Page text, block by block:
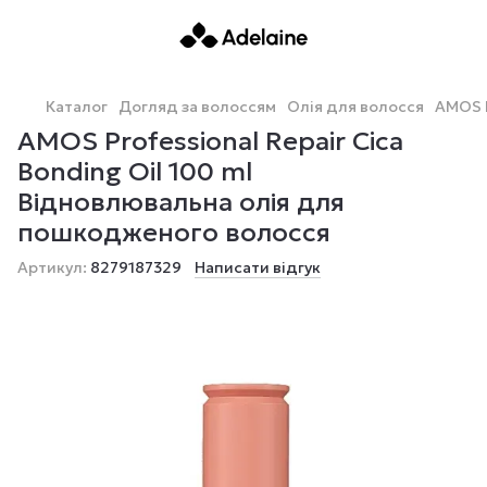
Каталог Догляд за волоссям Олія для волосся
AMOS Professional Repair Cica
Bonding Oil 100 ml
Відновлювальна олія для
пошкодженого волосся
Артикул: 8279187329 Написати відгук